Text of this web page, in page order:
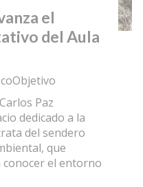
el
del Aula
Paz
dedicado a la
del sendero
que
conocer el entorno